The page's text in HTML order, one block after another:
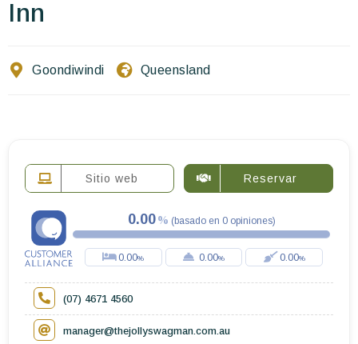
Escríbenos
EN
Inn
Goondiwindi Queensland
Sitio web Reservar
0.00 (basado en 0 opiniones)
0.00 0.00 0.00
(07) 4671 4560
manager@thejollyswagman.com.au